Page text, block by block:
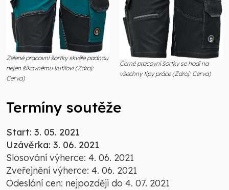
Zelené pracovní šortky skvěle padnou
nejen šikovnému kutilovi (Zdroj:
Cerva)
Černé pracovní šortky se hodí na
všechny tipy práce (Zdroj: Cerva)
Termíny soutěže
Start: 3. 05. 2021
Uzávěrka: 3. 06. 2021
Slosování výherce: 4. 06. 2021
Zveřejnění výherce: 4. 06. 2021
Odeslání cen: nejpozději do 4. 07. 2021